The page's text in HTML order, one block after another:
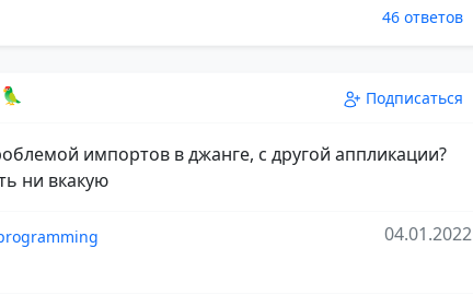
46 ответов
Подписаться
импортов в джанге, с другой аппликации?
ни вкакую
04.01.2022